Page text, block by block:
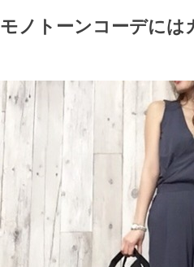
モノトーンコーデには